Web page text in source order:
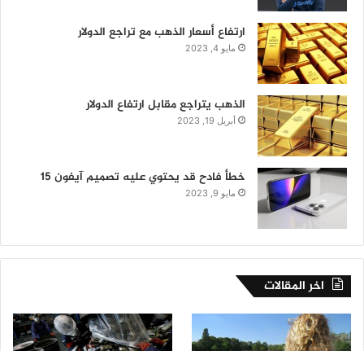
ارتفاع أسعار الذهب مع تراجع الدولار
مايو 4, 2023
الذهب يتراجع مقابل ارتفاع الدولار
أبريل 19, 2023
خطأ فادح قد يحتوي عليه تصميم آيفون 15
مايو 9, 2023
اخر المقالات